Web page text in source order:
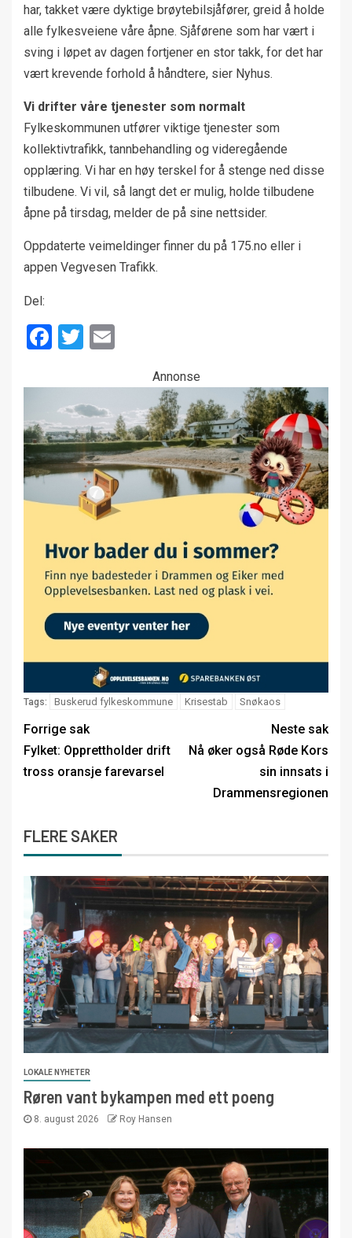
har, takket være dyktige brøytebilsjåfører, greid å holde
alle fylkesveiene våre åpne. Sjåførene som har vært i
sving i løpet av dagen fortjener en stor takk, for det har
vært krevende forhold å håndtere, sier Nyhus.
Vi drifter våre tjenester som normalt
Fylkeskommunen utfører viktige tjenester som
kollektivtrafikk, tannbehandling og videregående
opplæring. Vi har en høy terskel for å stenge ned disse
tilbudene. Vi vil, så langt det er mulig, holde tilbudene
åpne på tirsdag, melder de på sine nettsider.
Oppdaterte veimeldinger finner du på 175.no eller i
appen Vegvesen Trafikk.
Del:
Facebook
Twitter
Annonse
Tags: Buskerud fylkeskommune Krisestab Snøkaos
Forrige sak
Fylket: Opprettholder drift
tross oransje farevarsel
Neste sak
Nå øker også Røde Kors
sin innsats i
Drammensregionen
FLERE SAKER
LOKALE NYHETER
Røren vant bykampen med ett poeng
8. august 2026 Roy Hansen